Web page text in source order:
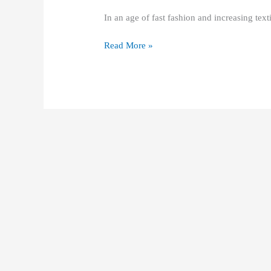
In an age of fast fashion and increasing
Read More »